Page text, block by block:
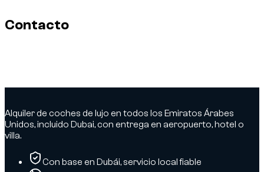
Contacto
Alquiler de coches de lujo en todos los Emiratos Árabes
Unidos, incluido Dubai, con entrega en aeropuerto, hotel o
villa.
Con base en Dubái, servicio local fiable